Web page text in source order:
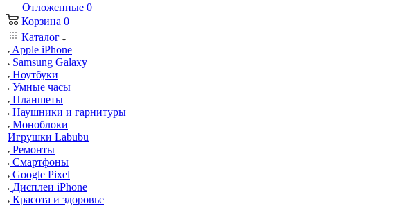
Отложенные 0
Корзина 0
Каталог
Apple iPhone
Samsung Galaxy
Ноутбуки
Умные часы
Планшеты
Наушники и гарнитуры
Моноблоки
Игрушки Labubu
Ремонты
Смартфоны
Google Pixel
Дисплеи iPhone
Красота и здоровье